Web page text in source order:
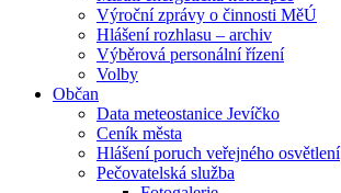
Výroční zprávy o činnosti MěÚ
Hlášení rozhlasu – archiv
Výběrová personální řízení
Volby
Občan
Data meteostanice Jevíčko
Ceník města
Hlášení poruch veřejného osvětlení
Pečovatelská služba